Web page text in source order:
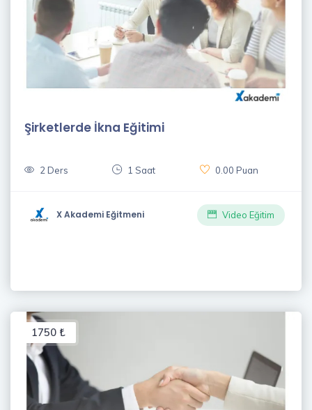
Şirketlerde İkna Eğitimi
2 Ders 1 Saat 0.00 Puan
X Akademi Eğitmeni Video Eğitim
1750 ₺